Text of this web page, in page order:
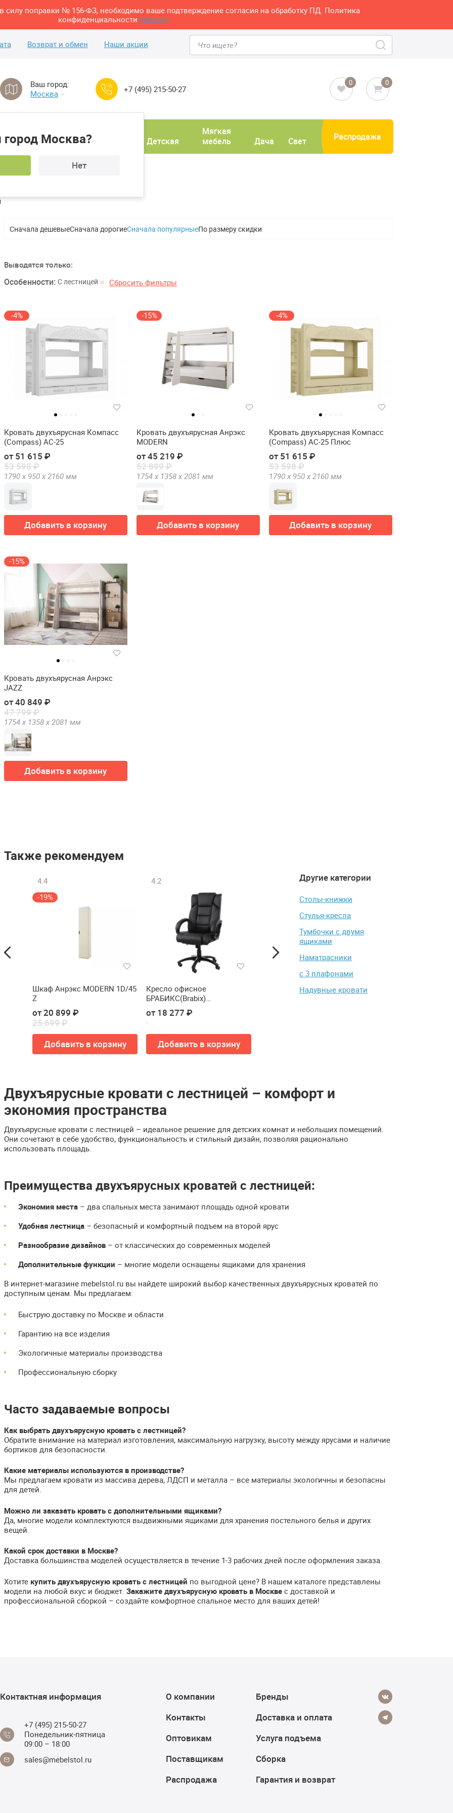
силу поправки № 156-ФЗ, необходимо ваше подтверждение согласия на обработку ПД. Политика
конфиденциальности здесь>>
Возврат и обмен Наши акции
Ваш город:
Москва
Москва?
Нет
+7 (495) 215-50-27
0 0
кабинет
Детская
Мягкая
мебель
Дача Свет Распродажа
Сначала дешевыеСначала дорогиеСначала популярныеПо размеру скидки
Выводятся только:
Особенности: С лестницей Сбросить фильтры
-4%
Кровать двухъярусная Компасс
(Compass) АС-25
от 51 615 ₽
53 598 ₽
1790 х 950 х 2160 мм
Добавить в корзину
-15%
Кровать двухъярусная Анрэкс
MODERN
от 45 219 ₽
52 899 ₽
1754 х 1358 х 2081 мм
Добавить в корзину
-4%
Кровать двухъярусная Компасс
(Compass) АС-25 Плюс
от 51 615 ₽
53 598 ₽
1790 х 950 х 2160 мм
Добавить в корзину
-15%
Кровать двухъярусная Анрэкс
JAZZ
от 40 849 ₽
47 799 ₽
1754 х 1358 х 2081 мм
Добавить в корзину
Также рекомендуем
Другие категории
Столы-книжки
Стулья-кресла
Тумбочки с двумя
ящиками
Наматрасники
с 3 плафонами
Надувные кровати
4.4
-19%
Шкаф Анрэкс MODERN 1D/45
Z
от 20 899 ₽
25 699 ₽
Добавить в корзину
4.2
Кресло офисное
БРАБИКС(Brabix)
БЛИСС(Bliss) MS-004, 6
массажных модулей
от 18 277 ₽
Добавить в корзину
Цветочница M-group
Двухъярусные кровати с лестницей – комфорт и
экономия пространства
Двухъярусные кровати с лестницей – идеальное решение для детских комнат и небольших помещений.
Они сочетают в себе удобство, функциональность и стильный дизайн, позволяя рационально
использовать площадь.
Преимущества двухъярусных кроватей с лестницей:
Экономия места – два спальных места занимают площадь одной кровати
Удобная лестница – безопасный и комфортный подъем на второй ярус
Разнообразие дизайнов – от классических до современных моделей
Дополнительные функции – многие модели оснащены ящиками для хранения
В интернет-магазине mebelstol.ru вы найдете широкий выбор качественных двухъярусных кроватей по
доступным ценам. Мы предлагаем:
Быструю доставку по Москве и области
Гарантию на все изделия
Экологичные материалы производства
Профессиональную сборку
Часто задаваемые вопросы
Как выбрать двухъярусную кровать с лестницей?
Обратите внимание на материал изготовления, максимальную нагрузку, высоту между ярусами и наличие
бортиков для безопасности.
Какие материалы используются в производстве?
Мы предлагаем кровати из массива дерева, ЛДСП и металла – все материалы экологичны и безопасны
для детей.
Можно ли заказать кровать с дополнительными ящиками?
Да, многие модели комплектуются выдвижными ящиками для хранения постельного белья и других
вещей.
Какой срок доставки в Москве?
Доставка большинства моделей осуществляется в течение 1-3 рабочих дней после оформления заказа.
Хотите купить двухъярусную кровать с лестницей по выгодной цене? В нашем каталоге представлены
модели на любой вкус и бюджет. Закажите двухъярусную кровать в Москве с доставкой и
профессиональной сборкой – создайте комфортное спальное место для ваших детей!
Контактная информация
+7 (495) 215-50-27
Понедельник-пятница
09:00 – 18:00
sales@mebelstol.ru
О компании
Контакты
Оптовикам
Поставщикам
Распродажа
Бренды
Доставка и оплата
Услуга подъема
Сборка
Гарантия и возврат